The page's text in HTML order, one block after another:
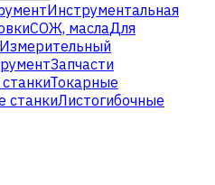
Инструментальная
СОЖ, маслаДля
Измерительный
Запчасти
Токарные
станкиЛистогибочные